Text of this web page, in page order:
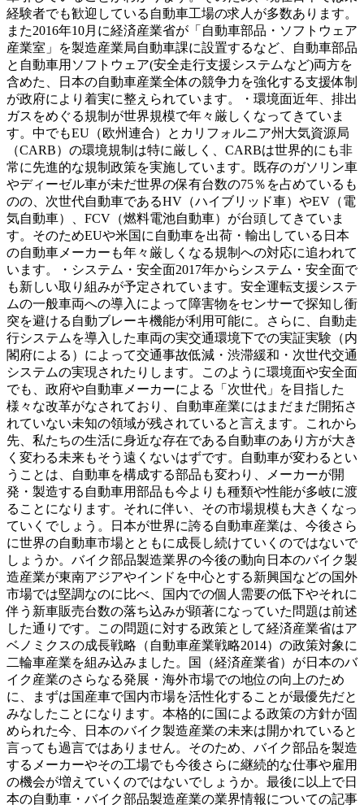
経験者でも歓迎している自動車工場の求人が多数あります。
また2016年10月に経済産業省が「自動車部品・ソフトウェア
産業室」を製造産業局自動車課に設置するなど、自動車部品
と自動車用ソフトウェア(安全走行支援システムなど)両方を
含めた、日本の自動車産業全体の競争力を強化する支援体制
が政府により着実に整えられています。・環境面近年、排出
ガスをめぐる規制が世界規模で年々厳しくなってきていま
す。中でもEU（欧州連合）とカリフォルニア州大気資源局
（CARB）の環境規制は特に厳しく、CARBは世界的にも非
常に先進的な規制政策を実施しています。既存のガソリン車
やディーゼル車が未だ世界の保有台数の75％を占めているも
のの、次世代自動車であるHV（ハイブリッド車）やEV（電
気自動車）、FCV（燃料電池自動車）が台頭してきていま
す。そのためEUや米国に自動車を出荷・輸出している日本
の自動車メーカーも年々厳しくなる規制への対応に追われて
います。・システム・安全面2017年からシステム・安全面で
も新しい取り組みが予定されています。安全運転支援システ
ムの一般車両への導入によって障害物をセンサーで探知し衝
突を避ける自動ブレーキ機能が利用可能に。さらに、自動走
行システムを導入した車両の実交通環境下での実証実験（内
閣府による）によって交通事故低減・渋滞緩和・次世代交通
システムの実現されたりします。このように環境面や安全面
でも、政府や自動車メーカーによる「次世代」を目指した
様々な改革がなされており、自動車産業にはまだまだ開拓さ
れていない未知の領域が残されていると言えます。これから
先、私たちの生活に身近な存在である自動車のあり方が大き
く変わる未来もそう遠くないはずです。自動車が変わるとい
うことは、自動車を構成する部品も変わり、メーカーが開
発・製造する自動車用部品も今よりも種類や性能が多岐に渡
ることになります。それに伴い、その市場規模も大きくなっ
ていくでしょう。日本が世界に誇る自動車産業は、今後さら
に世界の自動車市場とともに成長し続けていくのではないで
しょうか。バイク部品製造業界の今後の動向日本のバイク製
造産業が東南アジアやインドを中心とする新興国などの国外
市場では堅調なのに比べ、国内での個人需要の低下やそれに
伴う新車販売台数の落ち込みが顕著になっていた問題は前述
した通りです。この問題に対する政策として経済産業省はア
ベノミクスの成長戦略（自動車産業戦略2014）の政策対象に
二輪車産業を組み込みました。国（経済産業省）が日本のバ
イク産業のさらなる発展・海外市場での地位の向上のため
に、まずは国産車で国内市場を活性化することが最優先だと
みなしたことになります。本格的に国による政策の方針が固
められた今、日本のバイク製造産業の未来は開かれていると
言っても過言ではありません。そのため、バイク部品を製造
するメーカーやその工場でも今後さらに継続的な仕事や雇用
の機会が増えていくのではないでしょうか。最後に以上で日
本の自動車・バイク部品製造産業の業界情報についての記事